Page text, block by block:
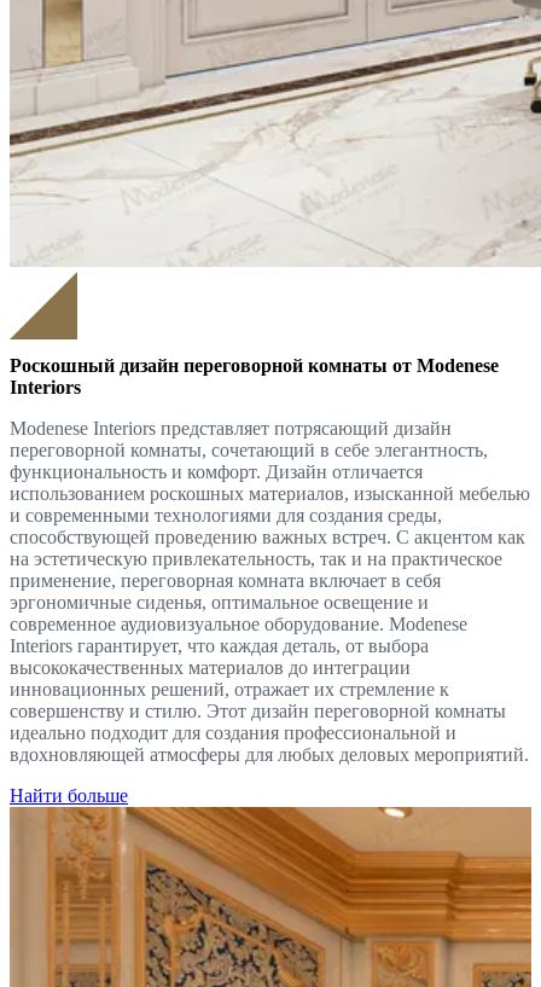
Роскошный дизайн переговорной комнаты от Modenese
Interiors
Modenese Interiors представляет потрясающий дизайн
переговорной комнаты, сочетающий в себе элегантность,
функциональность и комфорт. Дизайн отличается
использованием роскошных материалов, изысканной мебелью
и современными технологиями для создания среды,
способствующей проведению важных встреч. С акцентом как
на эстетическую привлекательность, так и на практическое
применение, переговорная комната включает в себя
эргономичные сиденья, оптимальное освещение и
современное аудиовизуальное оборудование. Modenese
Interiors гарантирует, что каждая деталь, от выбора
высококачественных материалов до интеграции
инновационных решений, отражает их стремление к
совершенству и стилю. Этот дизайн переговорной комнаты
идеально подходит для создания профессиональной и
вдохновляющей атмосферы для любых деловых мероприятий.
Найти больше